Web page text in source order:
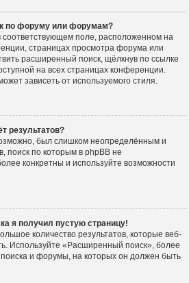
по форуму или форумам?
соответствующем поле, расположенном на
страницах просмотра форума или
расширенный поиск, щёлкнув по ссылке
на всех страницах конференции.
зависеть от используемого стиля.
результатов?
был слишком неопределённым и
поиск по которым в phpBB не
конкретны и используйте возможности
я получил пустую страницу!
количество результатов, которые веб-
Используйте «Расширенный поиск», более
поиска и форумы, на которых он должен быть